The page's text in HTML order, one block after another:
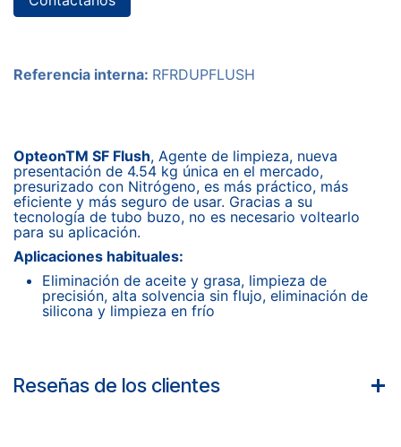
Referencia interna: RFRDUPFLUSH
OpteonTM SF Flush, Agente de limpieza, nueva
presentación de 4.54 kg única en el mercado,
presurizado con Nitrógeno, es más práctico, más
eficiente y más seguro de usar. Gracias a su
tecnología de tubo buzo, no es necesario voltearlo
para su aplicación.
Aplicaciones habituales:
Eliminación de aceite y grasa, limpieza de
precisión, alta solvencia sin flujo, eliminación de
silicona y limpieza en frío
Reseñas de los clientes